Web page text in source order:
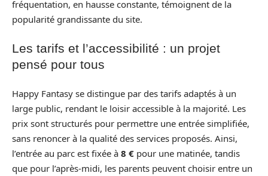
fréquentation, en hausse constante, témoignent de la
popularité grandissante du site.
Les tarifs et l’accessibilité : un projet
pensé pour tous
Happy Fantasy se distingue par des tarifs adaptés à un
large public, rendant le loisir accessible à la majorité. Les
prix sont structurés pour permettre une entrée simplifiée,
sans renoncer à la qualité des services proposés. Ainsi,
l’entrée au parc est fixée à 8 € pour une matinée, tandis
que pour l’après-midi, les parents peuvent choisir entre un